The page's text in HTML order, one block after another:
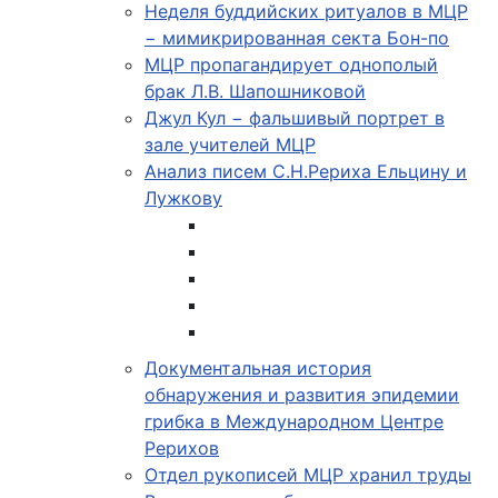
Неделя буддийских ритуалов в МЦР
− мимикрированная секта Бон-по
МЦР пропагандирует однополый
брак Л.В. Шапошниковой
Джул Кул − фальшивый портрет в
зале учителей МЦР
Анализ писем С.Н.Рериха Ельцину и
Лужкову
Документальная история
обнаружения и развития эпидемии
грибка в Международном Центре
Рерихов
Отдел рукописей МЦР хранил труды